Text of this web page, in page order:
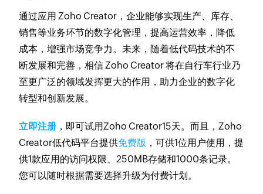
通过应用 Zoho Creator，企业能够实现生产、库存、
销售等业务环节的数字化管理，提高运营效率，降低
成本，增强市场竞争力。未来，随着低代码技术的不
断发展和完善，相信 Zoho Creator 将在自行车行业乃
至更广泛的领域发挥更大的作用，助力企业的数字化
转型和创新发展。
立即注册 ，即可试用Zoho Creator15天。而且，Zoho
Creator低代码平台提供免费版 ，可供1位用户使用，提
供1款应用的访问权限、250MB存储和1000条记录。
您可以随时根据需要选择升级为付费计划。